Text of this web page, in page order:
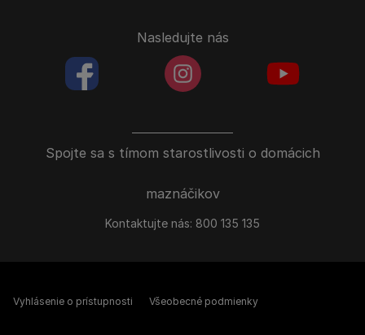
Spojte sa s tímom starostlivosti o domácich
maznáčikov
Kontaktujte nás: 800 135 135
Nasledujte nás
facebookColoredinstagramColored
Vyhlásenie o prístupnosti Všeobecné podmienky